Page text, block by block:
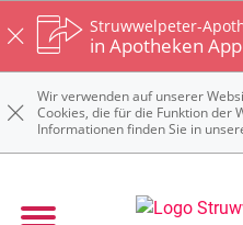
Struwwelpeter-
in Apotheken
Wir verwenden auf unserer
Cookies, die für die Funktion der
Informationen finden Sie in